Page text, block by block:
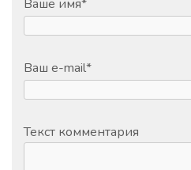
Ваше имя*
Ваш e-mail*
Текст комментария